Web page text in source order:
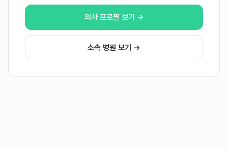
의사 프로필 보기 →
소속 병원 보기 →